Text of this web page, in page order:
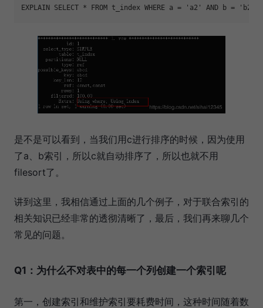
EXPLAIN SELECT * FROM t_index WHERE a = 'a2' AND b = 'b2'
是不是可以看到，当我们用c进行排序的时候，因为使用
了a、b索引，所以c就自动排序了，所以也就不用
filesort了。
讲到这里，我相信通过上面的几个例子，对于联合索引的
相关知识已经非常的透彻清晰了，最后，我们再来聊几个
常见的问题。
Q1：为什么不对表中的每一个列创建一个索引呢
第一，创建索引和维护索引要耗费时间，这种时间随着数